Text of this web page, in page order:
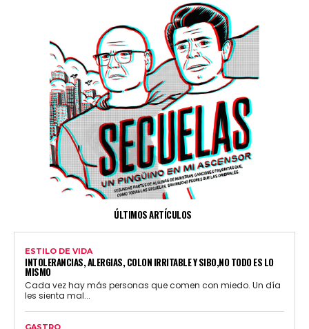
ÚLTIMOS ARTÍCULOS
ESTILO DE VIDA
INTOLERANCIAS, ALERGIAS, COLON IRRITABLE Y SIBO,NO TODO ES LO
MISMO
Cada vez hay más personas que comen con miedo. Un día
les sienta mal...